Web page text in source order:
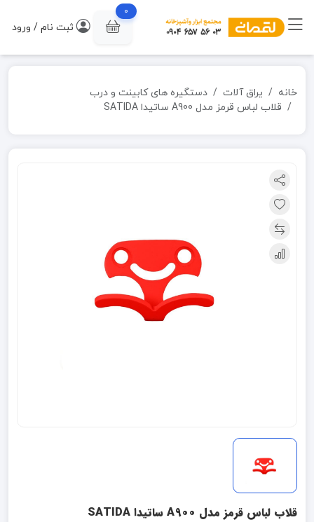
0
ثبت نام / ورود
خانه یراق آلات
دستگیره های کابینت و درب
قلاب لباس قرمز مدل A900 ساتیدا SATIDA
قلاب لباس قرمز مدل A900 ساتیدا SATIDA